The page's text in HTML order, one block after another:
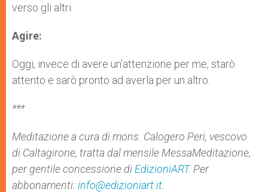
verso gli altri.
Agire:
Oggi, invece di avere un’attenzione per me, starò
attento e sarò pronto ad averla per un altro.
***
Meditazione a cura di mons. Calogero Peri, vescovo
di Caltagirone, tratta dal mensile MessaMeditazione,
per gentile concessione di EdizioniART. Per
abbonamenti: info@edizioniart.it